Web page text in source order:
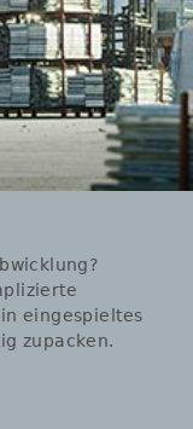
eingespieltes
zupacken.